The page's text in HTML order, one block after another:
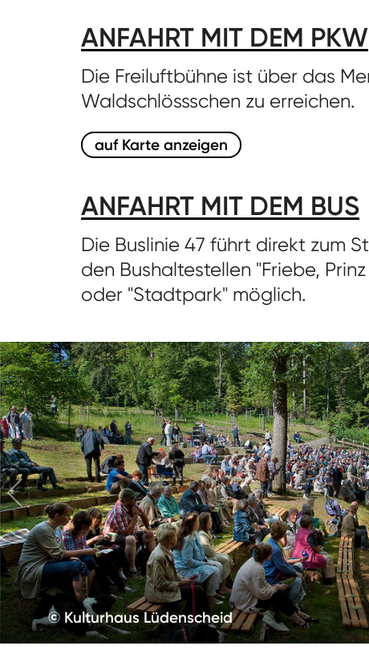
ANFAHRT MIT DEM PKW
Die Freiluftbühne ist über das
Waldschlössschen zu erreichen.
auf Karte anzeigen
ANFAHRT MIT DEM BUS
Die Buslinie 47 führt direkt zum
den Bushaltestellen "Friebe,
oder "Stadtpark" möglich.
© Kulturhaus Lüdenscheid